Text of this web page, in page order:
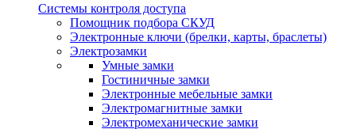
Системы контроля доступа
Помощник подбора СКУД
Электронные ключи (брелки, карты, браслеты)
Электрозамки
Умные замки
Гостиничные замки
Электронные мебельные замки
Электромагнитные замки
Электромеханические замки